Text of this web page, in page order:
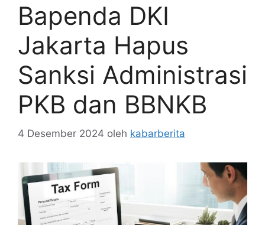
Bapenda DKI
Jakarta Hapus
Sanksi Administrasi
PKB dan BBNKB
4 Desember 2024 oleh kabarberita